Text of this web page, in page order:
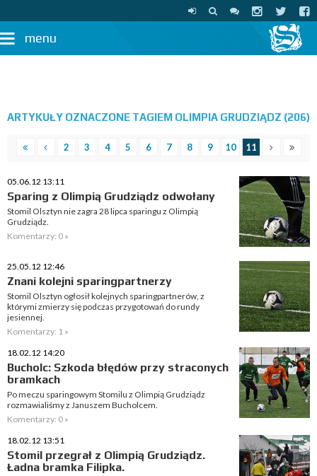
menu
ARTYKUŁY OZNACZONE TAGIEM OLIMPIA GRUDZIĄDZ (206)
2 3 4 5 6 7 8 9 10 11
05.06.12 13:11
Sparing z Olimpią Grudziądz odwołany
Stomil Olsztyn nie zagra 28 lipca sparingu z Olimpią
Grudziądz.
Komentarzy: 0 »
25.05.12 12:46
Znani kolejni sparingpartnerzy
Stomil Olsztyn ogłosił kolejnych sparingpartnerów, z
którymi zmierzy się podczas przygotowań do rundy
jesiennej.
Komentarzy: 1 »
18.02.12 14:20
Bucholc: Szkoda błędów przy straconych
bramkach
Po meczu sparingowym Stomilu z Olimpią Grudziądz
rozmawialiśmy z Januszem Bucholcem.
Komentarzy: 0 »
18.02.12 13:51
Stomil przegrał z Olimpią Grudziądz.
Ładna bramka Filipka.